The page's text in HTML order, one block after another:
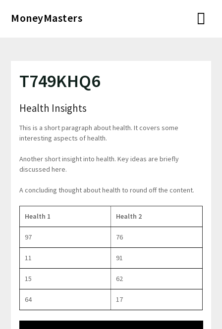
MoneyMasters
T749KHQ6
Health Insights
This is a short paragraph about health. It covers some
interesting aspects of health.
Another short insight into health. Key ideas are briefly
discussed here.
A concluding thought about health to round off the content.
Health 1 Health 2
97 76
11 91
15 62
64 17